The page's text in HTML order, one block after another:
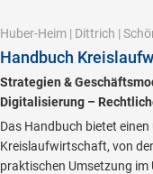
Huber-Heim | Dittrich |
Handbuch
Strategien &
Digitalisierung –
Das Handbuch bietet
Kreislaufwirtschaft, von
praktischen Umsetzung im